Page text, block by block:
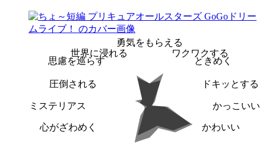
勇気をもらえる
ワクワクする
ときめく
ドキッとする
かっこいい
かわいい
心がざわめく
ミステリアス
圧倒される
思慮を巡らす
世界に浸れる